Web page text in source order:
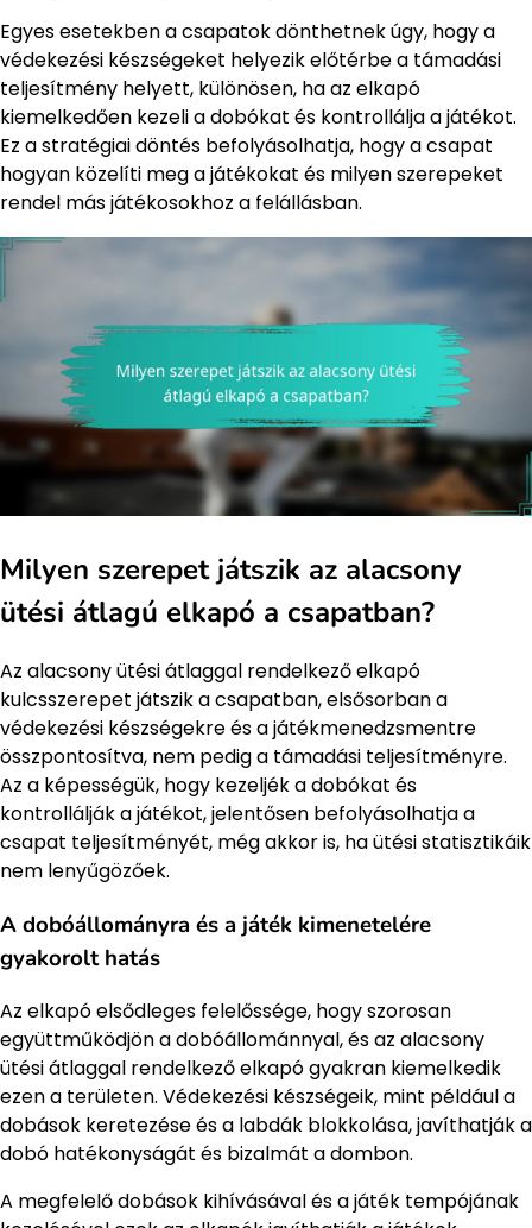
Egyes esetekben a csapatok dönthetnek úgy, hogy a
védekezési készségeket helyezik előtérbe a támadási
teljesítmény helyett, különösen, ha az elkapó
kiemelkedően kezeli a dobókat és kontrollálja a játékot.
Ez a stratégiai döntés befolyásolhatja, hogy a csapat
hogyan közelíti meg a játékokat és milyen szerepeket
rendel más játékosokhoz a felállásban.
Milyen szerepet játszik az alacsony
ütési átlagú elkapó a csapatban?
Az alacsony ütési átlaggal rendelkező elkapó
kulcsszerepet játszik a csapatban, elsősorban a
védekezési készségekre és a játékmenedzsmentre
összpontosítva, nem pedig a támadási teljesítményre.
Az a képességük, hogy kezeljék a dobókat és
kontrollálják a játékot, jelentősen befolyásolhatja a
csapat teljesítményét, még akkor is, ha ütési statisztikáik
nem lenyűgözőek.
A dobóállományra és a játék kimenetelére
gyakorolt hatás
Az elkapó elsődleges felelőssége, hogy szorosan
együttműködjön a dobóállománnyal, és az alacsony
ütési átlaggal rendelkező elkapó gyakran kiemelkedik
ezen a területen. Védekezési készségeik, mint például a
dobások keretezése és a labdák blokkolása, javíthatják a
dobó hatékonyságát és bizalmát a dombon.
A megfelelő dobások kihívásával és a játék tempójának